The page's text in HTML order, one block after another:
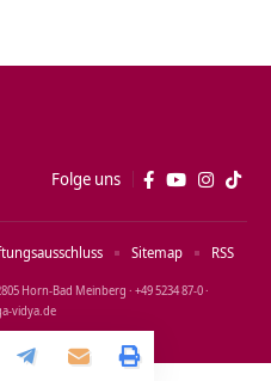
Folge uns
Horn‑Bad Meinberg · +49 5234 87‑0 ·
Sitemap RSS